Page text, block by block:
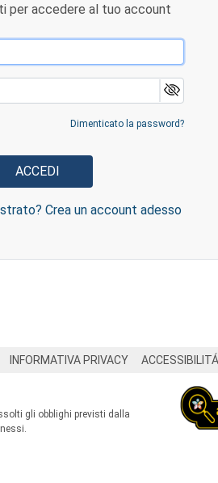
per accedere al tuo account
Dimenticato la password?
Crea un account adesso
INFORMATIVA PRIVACY ACCESSIBILITÁ
gli obblighi previsti dalla